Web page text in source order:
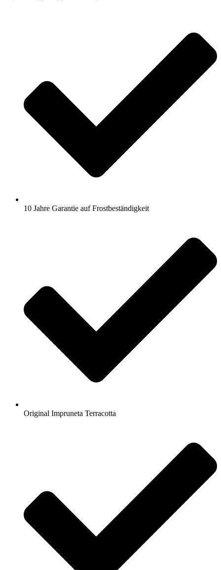
10 Jahre Garantie auf Frostbeständigkeit
Original Impruneta Terracotta